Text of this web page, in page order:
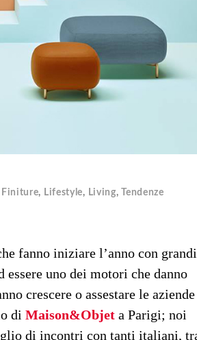
Finiture, Lifestyle, Living, Tendenze
fanno iniziare l’anno con grandi
uno dei motori che danno
crescere o assestare le aziende
di Maison&Objet a Parigi; noi
di incontri con tanti italiani,